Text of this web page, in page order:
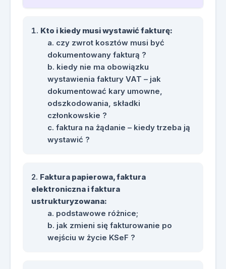
na co zwrócić uwagę przy fakturach
zostaną podstawowe różnice pomiędzy
fakturowaniem teraz a fakturowaniem w
KSeF.
Kto i kiedy musi wystawić fakturę:
czy zwrot kosztów musi być
dokumentowany fakturą ?
kiedy nie ma obowiązku
wystawienia faktury VAT – jak
dokumentować kary umowne,
odszkodowania, składki
członkowskie ?
faktura na żądanie – kiedy trzeba ją
wystawić ?
Faktura papierowa, faktura
elektroniczna i faktura
ustrukturyzowana:
podstawowe różnice;
jak zmieni się fakturowanie po
wejściu w życie KSeF ?